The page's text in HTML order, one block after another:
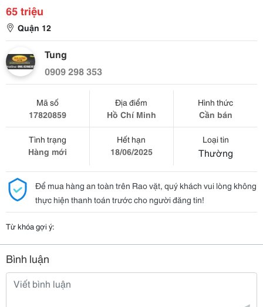
65 triệu
Quận 12
Tung
0909 298 353
Mã số
17820859
Địa điểm
Hồ Chí Minh
Hình thức
Cần bán
Tình trạng
Hàng mới
Hết hạn
18/06/2025
Loại tin
Thường
Để mua hàng an toàn trên Rao vặt, quý khách vui lòng không
thực hiện thanh toán trước cho người đăng tin!
Từ khóa gợi ý:
Bình luận